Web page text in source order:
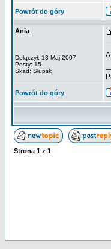
Powrót do góry
Ania
Dołączył: 18 Maj 2007
Posty: 15
Skąd: Słupsk
Powrót do góry
Strona 1 z 1